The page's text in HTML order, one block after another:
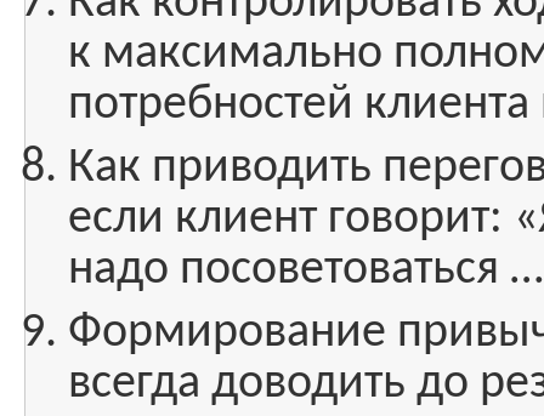
к максимально
потребностей
Как приводить
если клиент
надо посоветоваться
Формирование
всегда доводить до